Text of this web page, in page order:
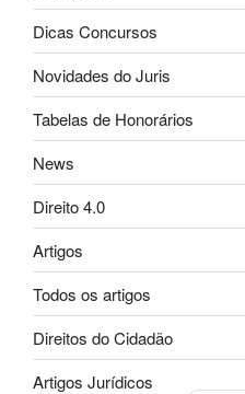
Dicas Concursos
Novidades do Juris
Tabelas de Honorários
News
Direito 4.0
Artigos
Todos os artigos
Direitos do Cidadão
Artigos Jurídicos